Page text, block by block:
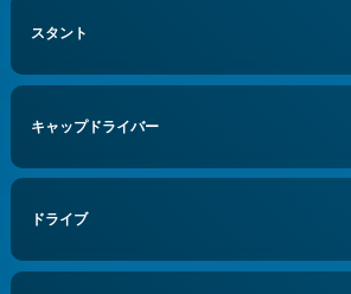
スタント
キャップドライバー
ドライブ